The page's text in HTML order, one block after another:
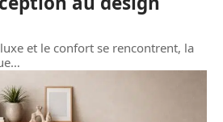
et le confort se rencontrent, la
…